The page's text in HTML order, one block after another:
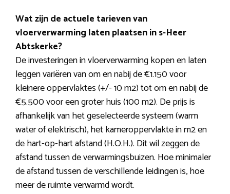
Wat zijn de actuele tarieven van
vloerverwarming laten plaatsen in s-Heer
Abtskerke?
De investeringen in vloerverwarming kopen en laten
leggen variëren van om en nabij de €1.150 voor
kleinere oppervlaktes (+/- 10 m2) tot om en nabij de
€5.500 voor een groter huis (100 m2). De prijs is
afhankelijk van het geselecteerde systeem (warm
water of elektrisch), het kameroppervlakte in m2 en
de hart-op-hart afstand (H.O.H.). Dit wil zeggen de
afstand tussen de verwarmingsbuizen. Hoe minimaler
de afstand tussen de verschillende leidingen is, hoe
meer de ruimte verwarmd wordt.